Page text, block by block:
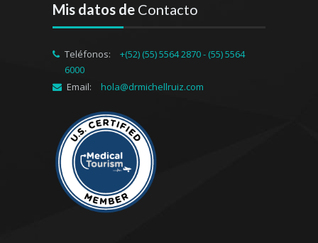
Mis datos de Contacto
Teléfonos:
+(52) (55) 5564 2870 - (55) 5564
6000
Email:
hola@drmichellruiz.com